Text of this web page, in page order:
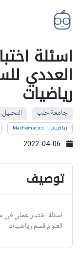
اسئلة
رياضيات
جامعة حلب
رياضيات | Mathematics
توصيف
العلوم قسم رياضيات